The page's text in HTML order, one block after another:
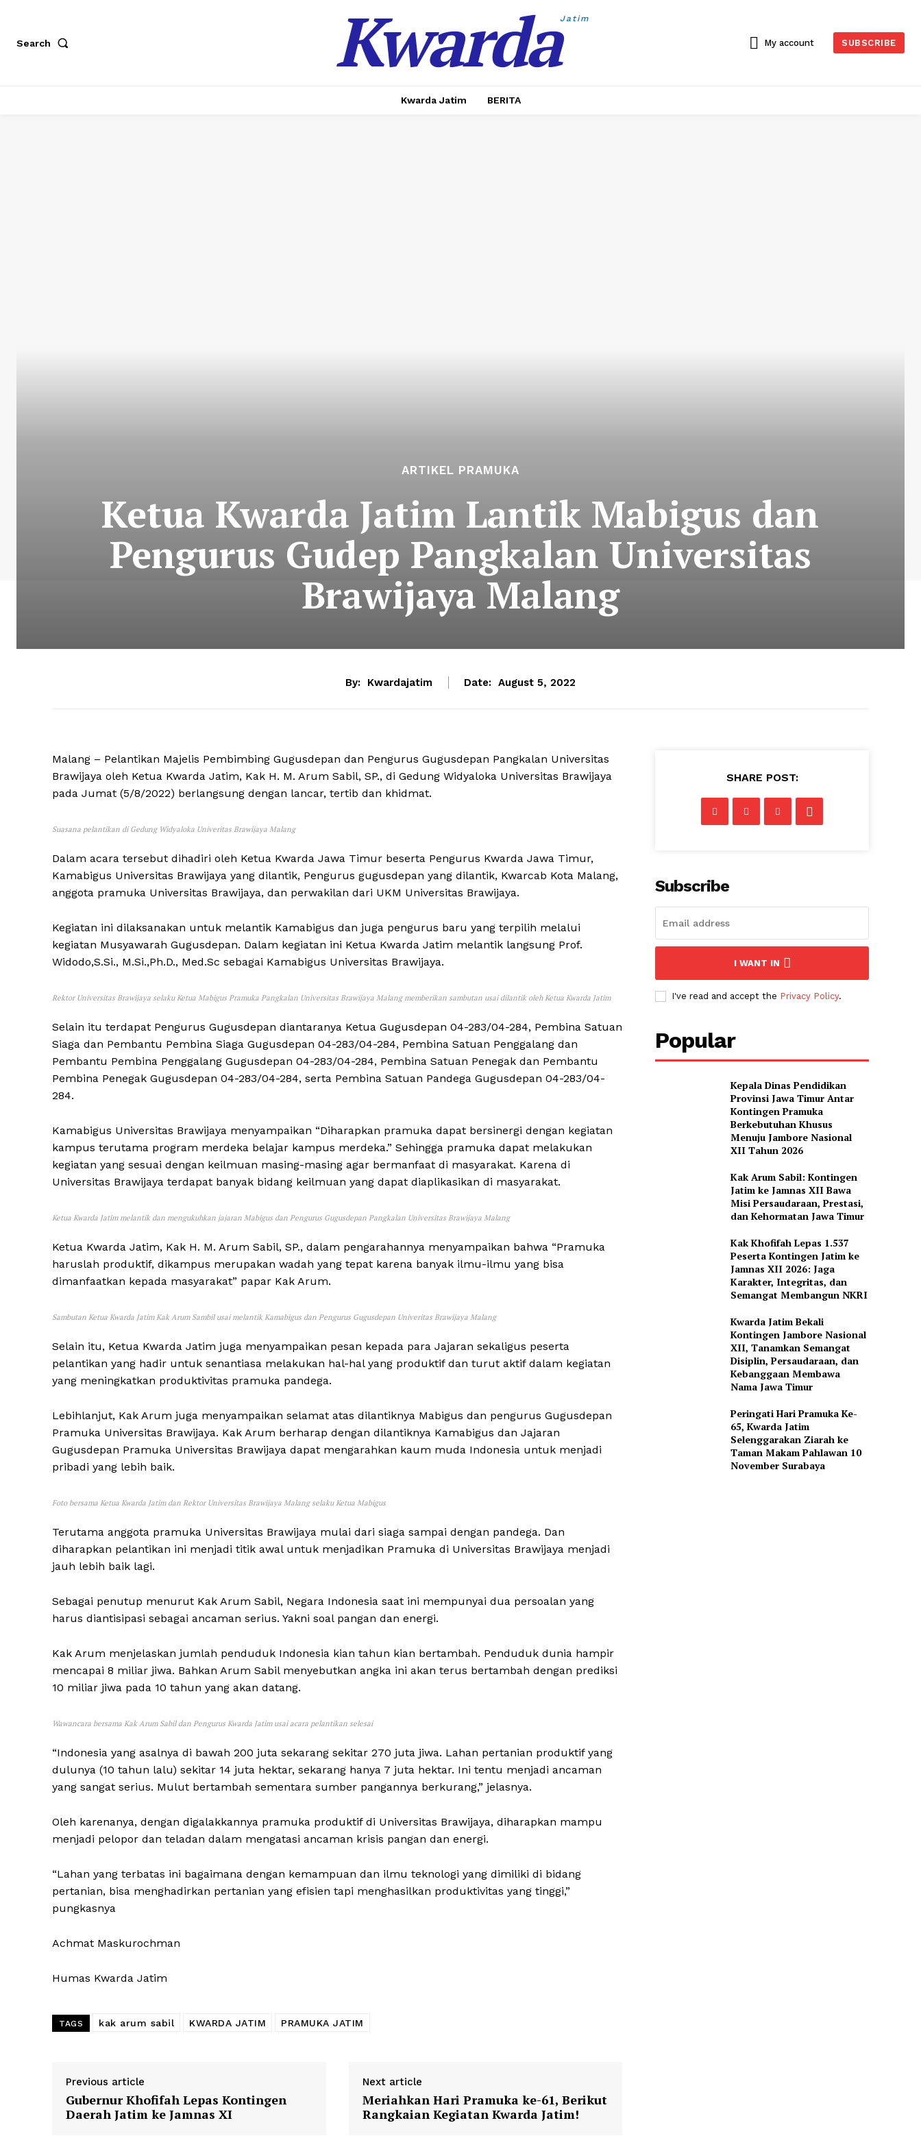
Search KwardaJatim
My account SUBSCRIBE
Kwarda Jatim BERITA
ARTIKEL PRAMUKA
Ketua Kwarda Jatim Lantik Mabigus dan
Pengurus Gudep Pangkalan Universitas
Brawijaya Malang
By: Kwardajatim Date: August 5, 2022
Malang – Pelantikan Majelis Pembimbing Gugusdepan dan Pengurus Gugusdepan Pangkalan Universitas
Brawijaya oleh Ketua Kwarda Jatim, Kak H. M. Arum Sabil, SP., di Gedung Widyaloka Universitas Brawijaya
pada Jumat (5/8/2022) berlangsung dengan lancar, tertib dan khidmat.
Suasana pelantikan di Gedung Widyaloka Univeritas Brawijaya Malang
Dalam acara tersebut dihadiri oleh Ketua Kwarda Jawa Timur beserta Pengurus Kwarda Jawa Timur,
Kamabigus Universitas Brawijaya yang dilantik, Pengurus gugusdepan yang dilantik, Kwarcab Kota Malang,
anggota pramuka Universitas Brawijaya, dan perwakilan dari UKM Universitas Brawijaya.
Kegiatan ini dilaksanakan untuk melantik Kamabigus dan juga pengurus baru yang terpilih melalui
kegiatan Musyawarah Gugusdepan. Dalam kegiatan ini Ketua Kwarda Jatim melantik langsung Prof.
Widodo,S.Si., M.Si.,Ph.D., Med.Sc sebagai Kamabigus Universitas Brawijaya.
Rektor Universitas Brawijaya selaku Ketua Mabigus Pramuka Pangkalan Universitas Brawijaya Malang memberikan sambutan usai dilantik oleh Ketua Kwarda Jatim
Selain itu terdapat Pengurus Gugusdepan diantaranya Ketua Gugusdepan 04-283/04-284, Pembina Satuan
Siaga dan Pembantu Pembina Siaga Gugusdepan 04-283/04-284, Pembina Satuan Penggalang dan
Pembantu Pembina Penggalang Gugusdepan 04-283/04-284, Pembina Satuan Penegak dan Pembantu
Pembina Penegak Gugusdepan 04-283/04-284, serta Pembina Satuan Pandega Gugusdepan 04-283/04-
284.
Kamabigus Universitas Brawijaya menyampaikan “Diharapkan pramuka dapat bersinergi dengan kegiatan
kampus terutama program merdeka belajar kampus merdeka.” Sehingga pramuka dapat melakukan
kegiatan yang sesuai dengan keilmuan masing-masing agar bermanfaat di masyarakat. Karena di
Universitas Brawijaya terdapat banyak bidang keilmuan yang dapat diaplikasikan di masyarakat.
Ketua Kwarda Jatim melantik dan mengukuhkan jajaran Mabigus dan Pengurus Gugusdepan Pangkalan Universitas Brawijaya Malang
Ketua Kwarda Jatim, Kak H. M. Arum Sabil, SP., dalam pengarahannya menyampaikan bahwa “Pramuka
haruslah produktif, dikampus merupakan wadah yang tepat karena banyak ilmu-ilmu yang bisa
dimanfaatkan kepada masyarakat” papar Kak Arum.
Sambutan Ketua Kwarda Jatim Kak Arum Sambil usai melantik Kamabigus dan Pengurus Gugusdepan Univeritas Brawijaya Malang
Selain itu, Ketua Kwarda Jatim juga menyampaikan pesan kepada para Jajaran sekaligus peserta
pelantikan yang hadir untuk senantiasa melakukan hal-hal yang produktif dan turut aktif dalam kegiatan
yang meningkatkan produktivitas pramuka pandega.
Lebihlanjut, Kak Arum juga menyampaikan selamat atas dilantiknya Mabigus dan pengurus Gugusdepan
Pramuka Universitas Brawijaya. Kak Arum berharap dengan dilantiknya Kamabigus dan Jajaran
Gugusdepan Pramuka Universitas Brawijaya dapat mengarahkan kaum muda Indonesia untuk menjadi
pribadi yang lebih baik.
Foto bersama Ketua Kwarda Jatim dan Rektor Universitas Brawijaya Malang selaku Ketua Mabigus
Terutama anggota pramuka Universitas Brawijaya mulai dari siaga sampai dengan pandega. Dan
diharapkan pelantikan ini menjadi titik awal untuk menjadikan Pramuka di Universitas Brawijaya menjadi
jauh lebih baik lagi.
Sebagai penutup menurut Kak Arum Sabil, Negara Indonesia saat ini mempunyai dua persoalan yang
harus diantisipasi sebagai ancaman serius. Yakni soal pangan dan energi.
Kak Arum menjelaskan jumlah penduduk Indonesia kian tahun kian bertambah. Penduduk dunia hampir
mencapai 8 miliar jiwa. Bahkan Arum Sabil menyebutkan angka ini akan terus bertambah dengan prediksi
10 miliar jiwa pada 10 tahun yang akan datang.
Wawancara bersama Kak Arum Sabil dan Pengurus Kwarda Jatim usai acara pelantikan selesai
“Indonesia yang asalnya di bawah 200 juta sekarang sekitar 270 juta jiwa. Lahan pertanian produktif yang
dulunya (10 tahun lalu) sekitar 14 juta hektar, sekarang hanya 7 juta hektar. Ini tentu menjadi ancaman
yang sangat serius. Mulut bertambah sementara sumber pangannya berkurang,” jelasnya.
Oleh karenanya, dengan digalakkannya pramuka produktif di Universitas Brawijaya, diharapkan mampu
menjadi pelopor dan teladan dalam mengatasi ancaman krisis pangan dan energi.
“Lahan yang terbatas ini bagaimana dengan kemampuan dan ilmu teknologi yang dimiliki di bidang
pertanian, bisa menghadirkan pertanian yang efisien tapi menghasilkan produktivitas yang tinggi,”
pungkasnya
Achmat Maskurochman
Humas Kwarda Jatim
TAGS kak arum sabil KWARDA JATIM PRAMUKA JATIM
Previous article
Gubernur Khofifah Lepas Kontingen
Daerah Jatim ke Jamnas XI
Next article
Meriahkan Hari Pramuka ke-61, Berikut
Rangkaian Kegiatan Kwarda Jatim!
SHARE POST:
Subscribe
I WANT IN
I've read and accept the Privacy Policy.
Popular
Kepala Dinas Pendidikan
Provinsi Jawa Timur Antar
Kontingen Pramuka
Berkebutuhan Khusus
Menuju Jambore Nasional
XII Tahun 2026
Kak Arum Sabil: Kontingen
Jatim ke Jamnas XII Bawa
Misi Persaudaraan, Prestasi,
dan Kehormatan Jawa Timur
Kak Khofifah Lepas 1.537
Peserta Kontingen Jatim ke
Jamnas XII 2026: Jaga
Karakter, Integritas, dan
Semangat Membangun NKRI
Kwarda Jatim Bekali
Kontingen Jambore Nasional
XII, Tanamkan Semangat
Disiplin, Persaudaraan, dan
Kebanggaan Membawa
Nama Jawa Timur
Peringati Hari Pramuka Ke-
65, Kwarda Jatim
Selenggarakan Ziarah ke
Taman Makam Pahlawan 10
November Surabaya